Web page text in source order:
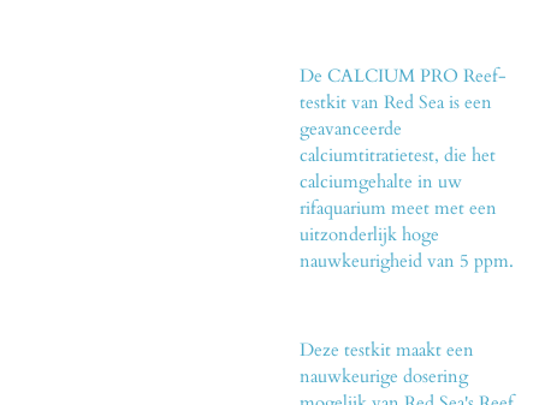
De CALCIUM PRO Reef-
testkit van Red Sea is een
geavanceerde
calciumtitratietest, die het
calciumgehalte in uw
rifaquarium meet met een
uitzonderlijk hoge
nauwkeurigheid van 5 ppm.
Deze testkit maakt een
nauwkeurige dosering